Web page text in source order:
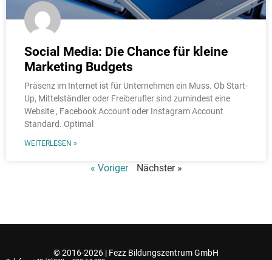
Social Media: Die Chance für kleine
Marketing Budgets
Präsenz im Internet ist für Unternehmen ein Muss. Ob Start-
Up, Mittelständler oder Freiberufler sind zumindest eine
Website , Facebook Account oder Instagram Account
Standard. Optimal
WEITERLESEN »
« Voriger Nächster »
© 2016-2026 | Fezz Bildungszentrum GmbH